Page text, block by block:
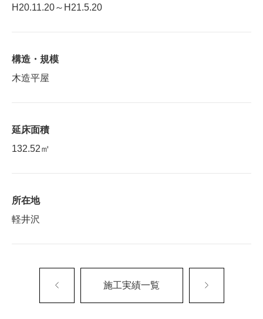
H20.11.20～H21.5.20
構造・規模
木造平屋
延床面積
132.52㎡
所在地
軽井沢
施工実績一覧